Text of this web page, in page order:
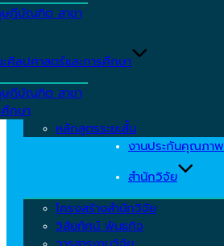
ฎีบัณฑิต สาขา
ศิลปศาสตร์และการศึกษา
ฎีบัณฑิต สาขา
ศึกษา
หลักสูตรระยะสั้น
งานประกันคุณภาพ
สำนักวิจัย
โครงสร้างสำนักวิจัย
วิสัยทัศน์ พันธกิจ